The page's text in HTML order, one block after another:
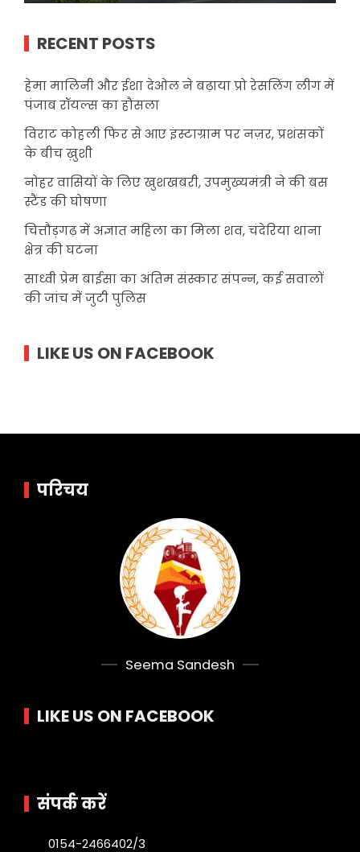
RECENT POSTS
हेमा मालिनी और ईशा देओल ने बढ़ाया प्रो रेसलिंग लीग में
पंजाब रॉयल्स का हौंसला
विराट कोहली फिर से आए इंस्टाग्राम पर नज़र, प्रशंसकों
के बीच ख़ुशी
नोहर वासियों के लिए खुशखबरी, उपमुख्यमंत्री ने की बस
स्टैंड की घोषणा
चित्तौड़गढ़ में अज्ञात महिला का मिला शव, चंदेरिया थाना
क्षेत्र की घटना
साध्वी प्रेम बाईसा का अंतिम संस्कार संपन्न, कई सवालों
की जांच में जुटी पुलिस
LIKE US ON FACEBOOK
परिचय
Seema Sandesh
LIKE US ON FACEBOOK
संपर्क करें
0154-2466402/3